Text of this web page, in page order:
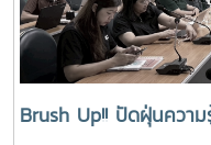
Brush Up!! ปัดฝุ่นความ